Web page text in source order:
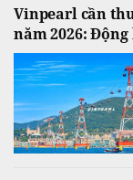
Vinpearl cần
năm 2026: